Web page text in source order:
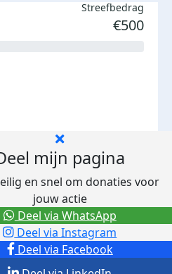
Streefbedrag
€500
mijn pagina
en snel om donaties voor
jouw actie
Deel via Facebook
Deel via Instagram
Deel via WhatsApp